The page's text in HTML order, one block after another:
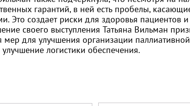
гарантий, в ней есть пробелы,
Это создает риски для здоровья пациентов
своего выступления Татьяна Вильман
мер для улучшения организации
логистики обеспечения.